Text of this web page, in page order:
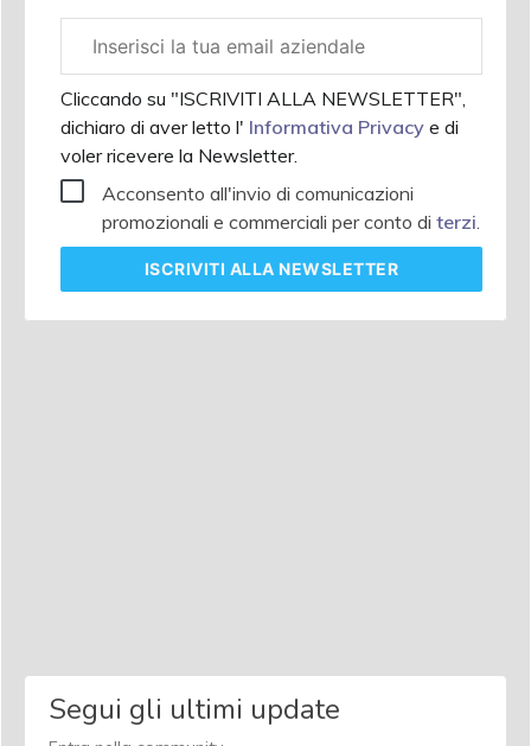
aziendale
Cliccando su "ISCRIVITI ALLA NEWSLETTER",
dichiaro di aver letto l' Informativa Privacy e di
voler ricevere la Newsletter.
Acconsento all'invio di comunicazioni
promozionali e commerciali per conto di terzi.
ISCRIVITI ALLA NEWSLETTER
Segui gli ultimi update